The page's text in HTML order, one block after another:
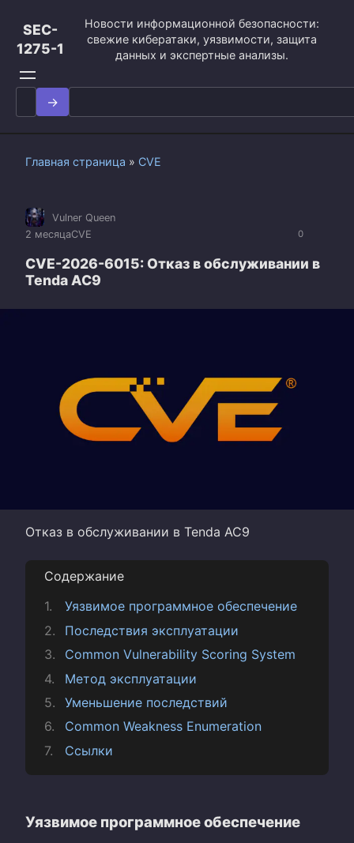
контенту
SEC-
1275-1
Новости информационной безопасности:
свежие кибератаки, уязвимости, защита
данных и экспертные анализы.
Search
for:
Главная страница » CVE
0
Vulner Queen
2 месяцаCVE
CVE-2026-6015: Отказ в обслуживании в
Tenda AC9
Отказ в обслуживании в Tenda AC9
Содержание
Уязвимое программное обеспечение
Последствия эксплуатации
Common Vulnerability Scoring System
Метод эксплуатации
Уменьшение последствий
Common Weakness Enumeration
Ссылки
Уязвимое программное обеспечение